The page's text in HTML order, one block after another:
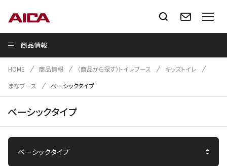
商品情報
HOME 商品情報 （商品から探す）トイレブース
キッズトイレ
まなブース
ベーシックタイプ
ベーシックタイプ